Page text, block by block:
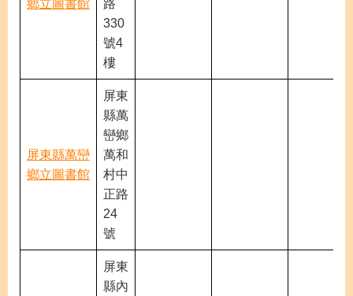
鄉立圖書館
路
330
號4
樓
屏東縣萬巒
鄉立圖書館
屏東
縣萬
巒鄉
萬和
村中
正路
24
號
屏東
縣內